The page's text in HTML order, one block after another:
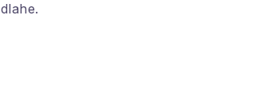
dlahe.